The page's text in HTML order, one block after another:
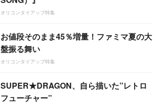
オリコンタイアップ特集
お値段そのまま45％増量！ファミマ夏の大
盤振る舞い
オリコンタイアップ特集
SUPER★DRAGON、自ら描いた”レトロ
フューチャー”